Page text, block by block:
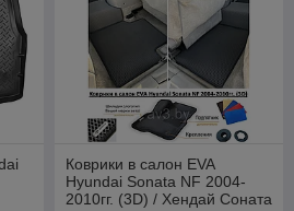
Коврики в салон EVA
Hyundai Sonata NF 2004-
2010гг. (3D) / Хендай Соната